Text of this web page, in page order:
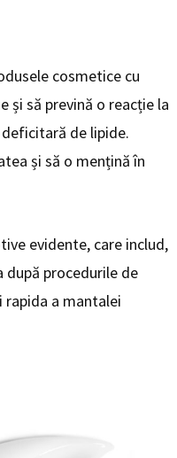
cosmetice cu
și să prevină o reacție la
de lipide.
și să o mențină în
evidente, care includ,
după procedurile de
rapida a mantalei